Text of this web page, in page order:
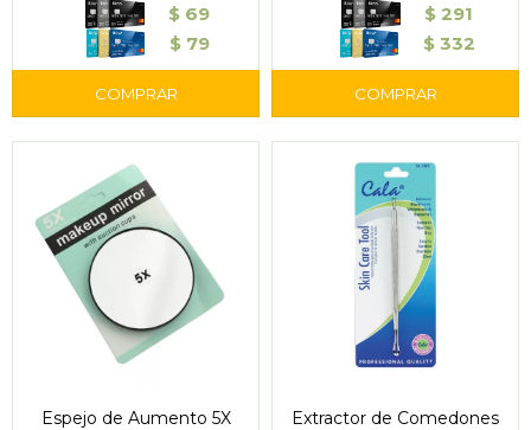
$ 69
$ 79
$ 291
$ 332
Espejo de Aumento 5X
Extractor de Comedones